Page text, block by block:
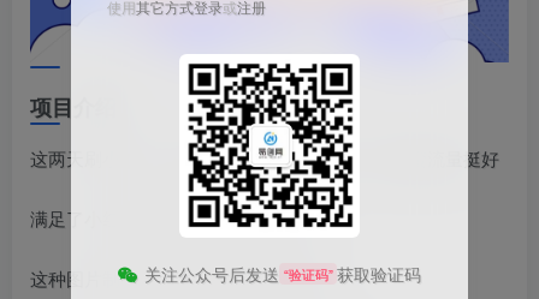
项目介绍
这两天刷小红书，发现了一个新奇的赛道，感觉蛮流量挺好
满足了小红书里面大部女生的少女心。
这种图片制作简单，涨粉也是嗖嗖的
使用其它方式登录或注册
关注公众号后发送 “验证码” 获取验证码